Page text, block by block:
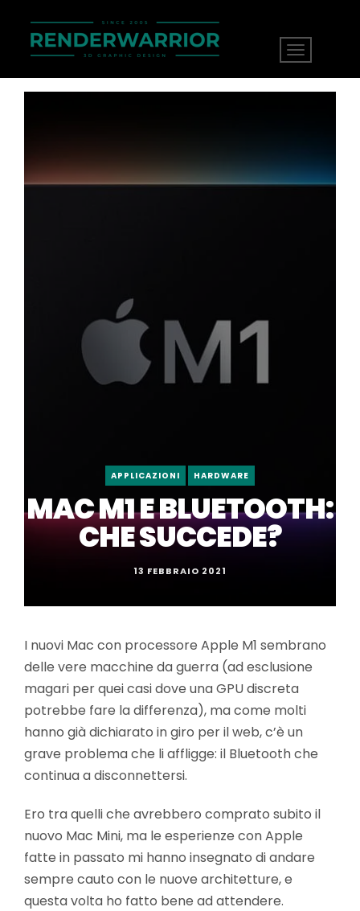
APPLICAZIONI HARDWARE
MAC M1 E BLUETOOTH:
CHE SUCCEDE?
13 FEBBRAIO 2021
I nuovi Mac con processore Apple M1 sembrano
delle vere macchine da guerra (ad esclusione
magari per quei casi dove una GPU discreta
potrebbe fare la differenza), ma come molti
hanno già dichiarato in giro per il web, c’è un
grave problema che li affligge: il Bluetooth che
continua a disconnettersi.
Ero tra quelli che avrebbero comprato subito il
nuovo Mac Mini, ma le esperienze con Apple
fatte in passato mi hanno insegnato di andare
sempre cauto con le nuove architetture, e
questa volta ho fatto bene ad attendere.